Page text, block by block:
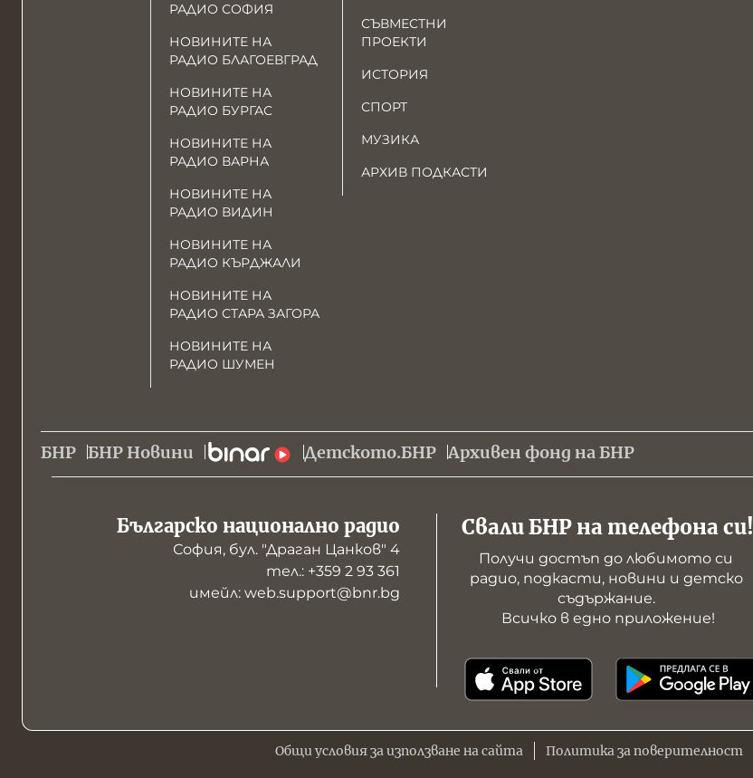
РАДИО СОФИЯ
НОВИНИТЕ НА
РАДИО БЛАГОЕВГРАД
НОВИНИТЕ НА
РАДИО БУРГАС
НОВИНИТЕ НА
РАДИО ВАРНА
НОВИНИТЕ НА
РАДИО ВИДИН
НОВИНИТЕ НА
РАДИО КЪРДЖАЛИ
НОВИНИТЕ НА
РАДИО СТАРА ЗАГОРА
НОВИНИТЕ НА
РАДИО ШУМЕН
СЪВМЕСТНИ
ПРОЕКТИ
ИСТОРИЯ
СПОРТ
МУЗИКА
АРХИВ ПОДКАСТИ
БНР БНР Новини Детското.БНР Архивен фонд на БНР
Българско национално радио
София, бул. "Драган Цанков" 4
тел.: +359 2 93 361
имейл: web.support@bnr.bg
Свали БНР на телефона си!
Получи достъп до любимото си
радио, подкасти, новини и детско
съдържание.
Всичко в едно приложение!
Общи условия за използване на сайта Политика за поверителност